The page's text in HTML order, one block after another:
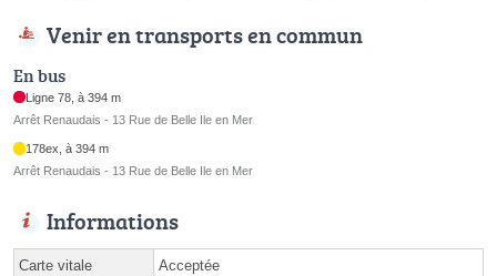
Venir en transports en commun
En bus
Ligne 78, à 394 m
Arrêt Renaudais - 13 Rue de Belle Ile en Mer
178ex, à 394 m
Arrêt Renaudais - 13 Rue de Belle Ile en Mer
Informations
Carte vitale Acceptée